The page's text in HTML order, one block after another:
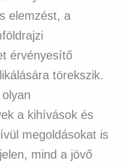
elemzést, a
érvényesítő
törekszik.
a kihívások és
megoldásokat is
mind a jövő